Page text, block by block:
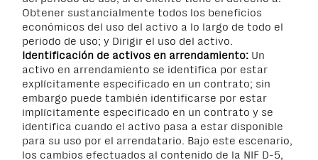
Obtener sustancialmente todos los beneficios
económicos del uso del activo a lo largo de todo el
periodo de uso; y Dirigir el uso del activo.
Identificación de activos en arrendamiento: Un
activo en arrendamiento se identifica por estar
explícitamente especificado en un contrato; sin
embargo puede también identificarse por estar
implícitamente especificado en un contrato y se
identifica cuando el activo pasa a estar disponible
para su uso por el arrendatario. Bajo este escenario,
los cambios efectuados al contenido de la NIF D-5,